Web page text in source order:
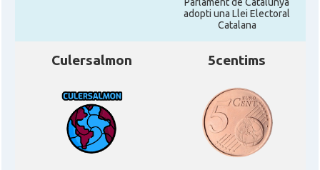
adopti una Llei Electoral
Catalana
Culersalmon 5centims